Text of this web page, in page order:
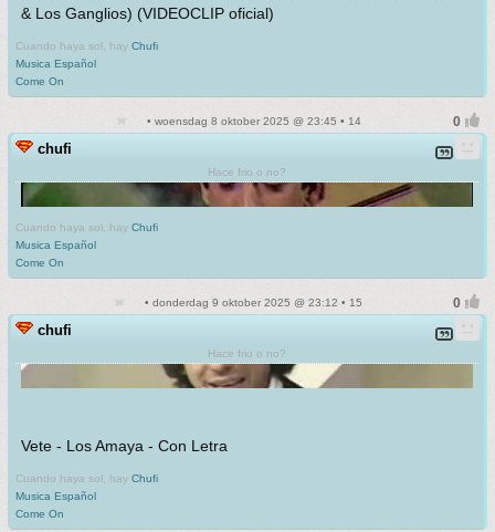
& Los Ganglios) (VIDEOCLIP oficial)
Cuando haya sol, hay Chufi
Musica Español
Come On
• woensdag 8 oktober 2025 @ 23:45 • 14
chufi
Hace frio o no?
Cuando haya sol, hay Chufi
Musica Español
Come On
• donderdag 9 oktober 2025 @ 23:12 • 15
chufi
Hace frio o no?
Vete - Los Amaya - Con Letra
Cuando haya sol, hay Chufi
Musica Español
Come On